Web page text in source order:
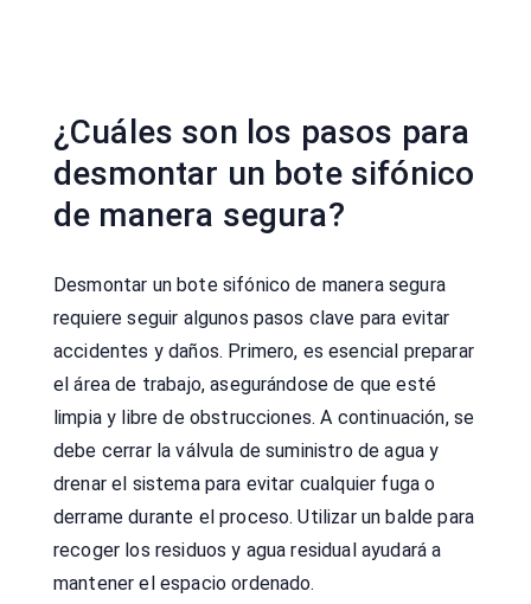
¿Cuáles son los pasos para
desmontar un bote sifónico
de manera segura?
Desmontar un bote sifónico de manera segura
requiere seguir algunos pasos clave para evitar
accidentes y daños. Primero, es esencial preparar
el área de trabajo, asegurándose de que esté
limpia y libre de obstrucciones. A continuación, se
debe cerrar la válvula de suministro de agua y
drenar el sistema para evitar cualquier fuga o
derrame durante el proceso. Utilizar un balde para
recoger los residuos y agua residual ayudará a
mantener el espacio ordenado.